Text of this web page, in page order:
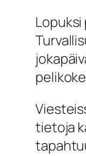
tietoja